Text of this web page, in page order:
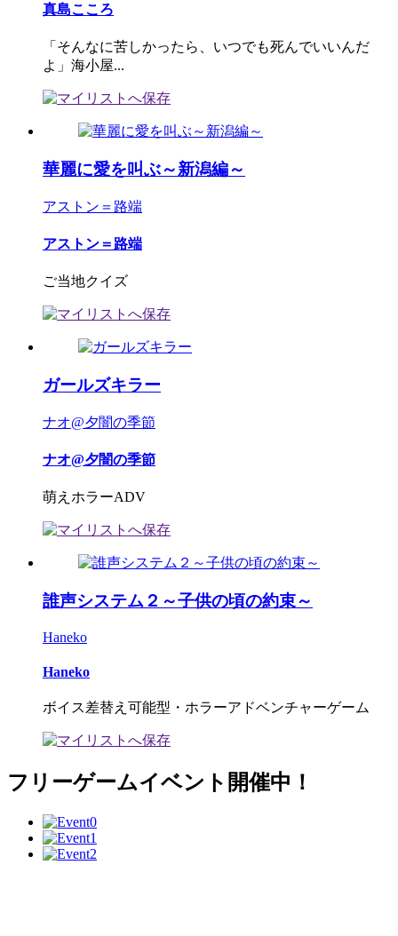
真島こころ
「そんなに苦しかったら、いつでも死んでいいんだ
よ」海小屋...
華麗に愛を叫ぶ～新潟編～
アストン＝路端
アストン＝路端
ご当地クイズ
ガールズキラー
ナオ@夕闇の季節
ナオ@夕闇の季節
萌えホラーADV
誰声システム２～子供の頃の約束～
Haneko
Haneko
ボイス差替え可能型・ホラーアドベンチャーゲーム
フリーゲームイベント開催中！